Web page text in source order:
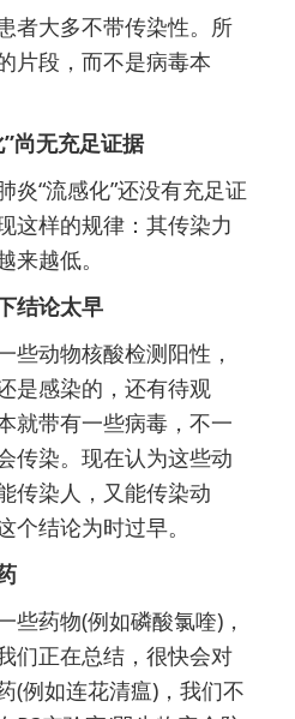
大多不带传染性。所
片段，而不是病毒本
尚无充足证据
“流感化”还没有充足证
这样的规律：其传染力
越低。
结论太早
动物核酸检测阳性，
是感染的，还有待观
就带有一些病毒，不一
传染。现在认为这些动
传染人，又能传染动
个结论为时过早。
药物(例如磷酸氯喹)，
们正在总结，很快会对
(例如连花清瘟)，我们不